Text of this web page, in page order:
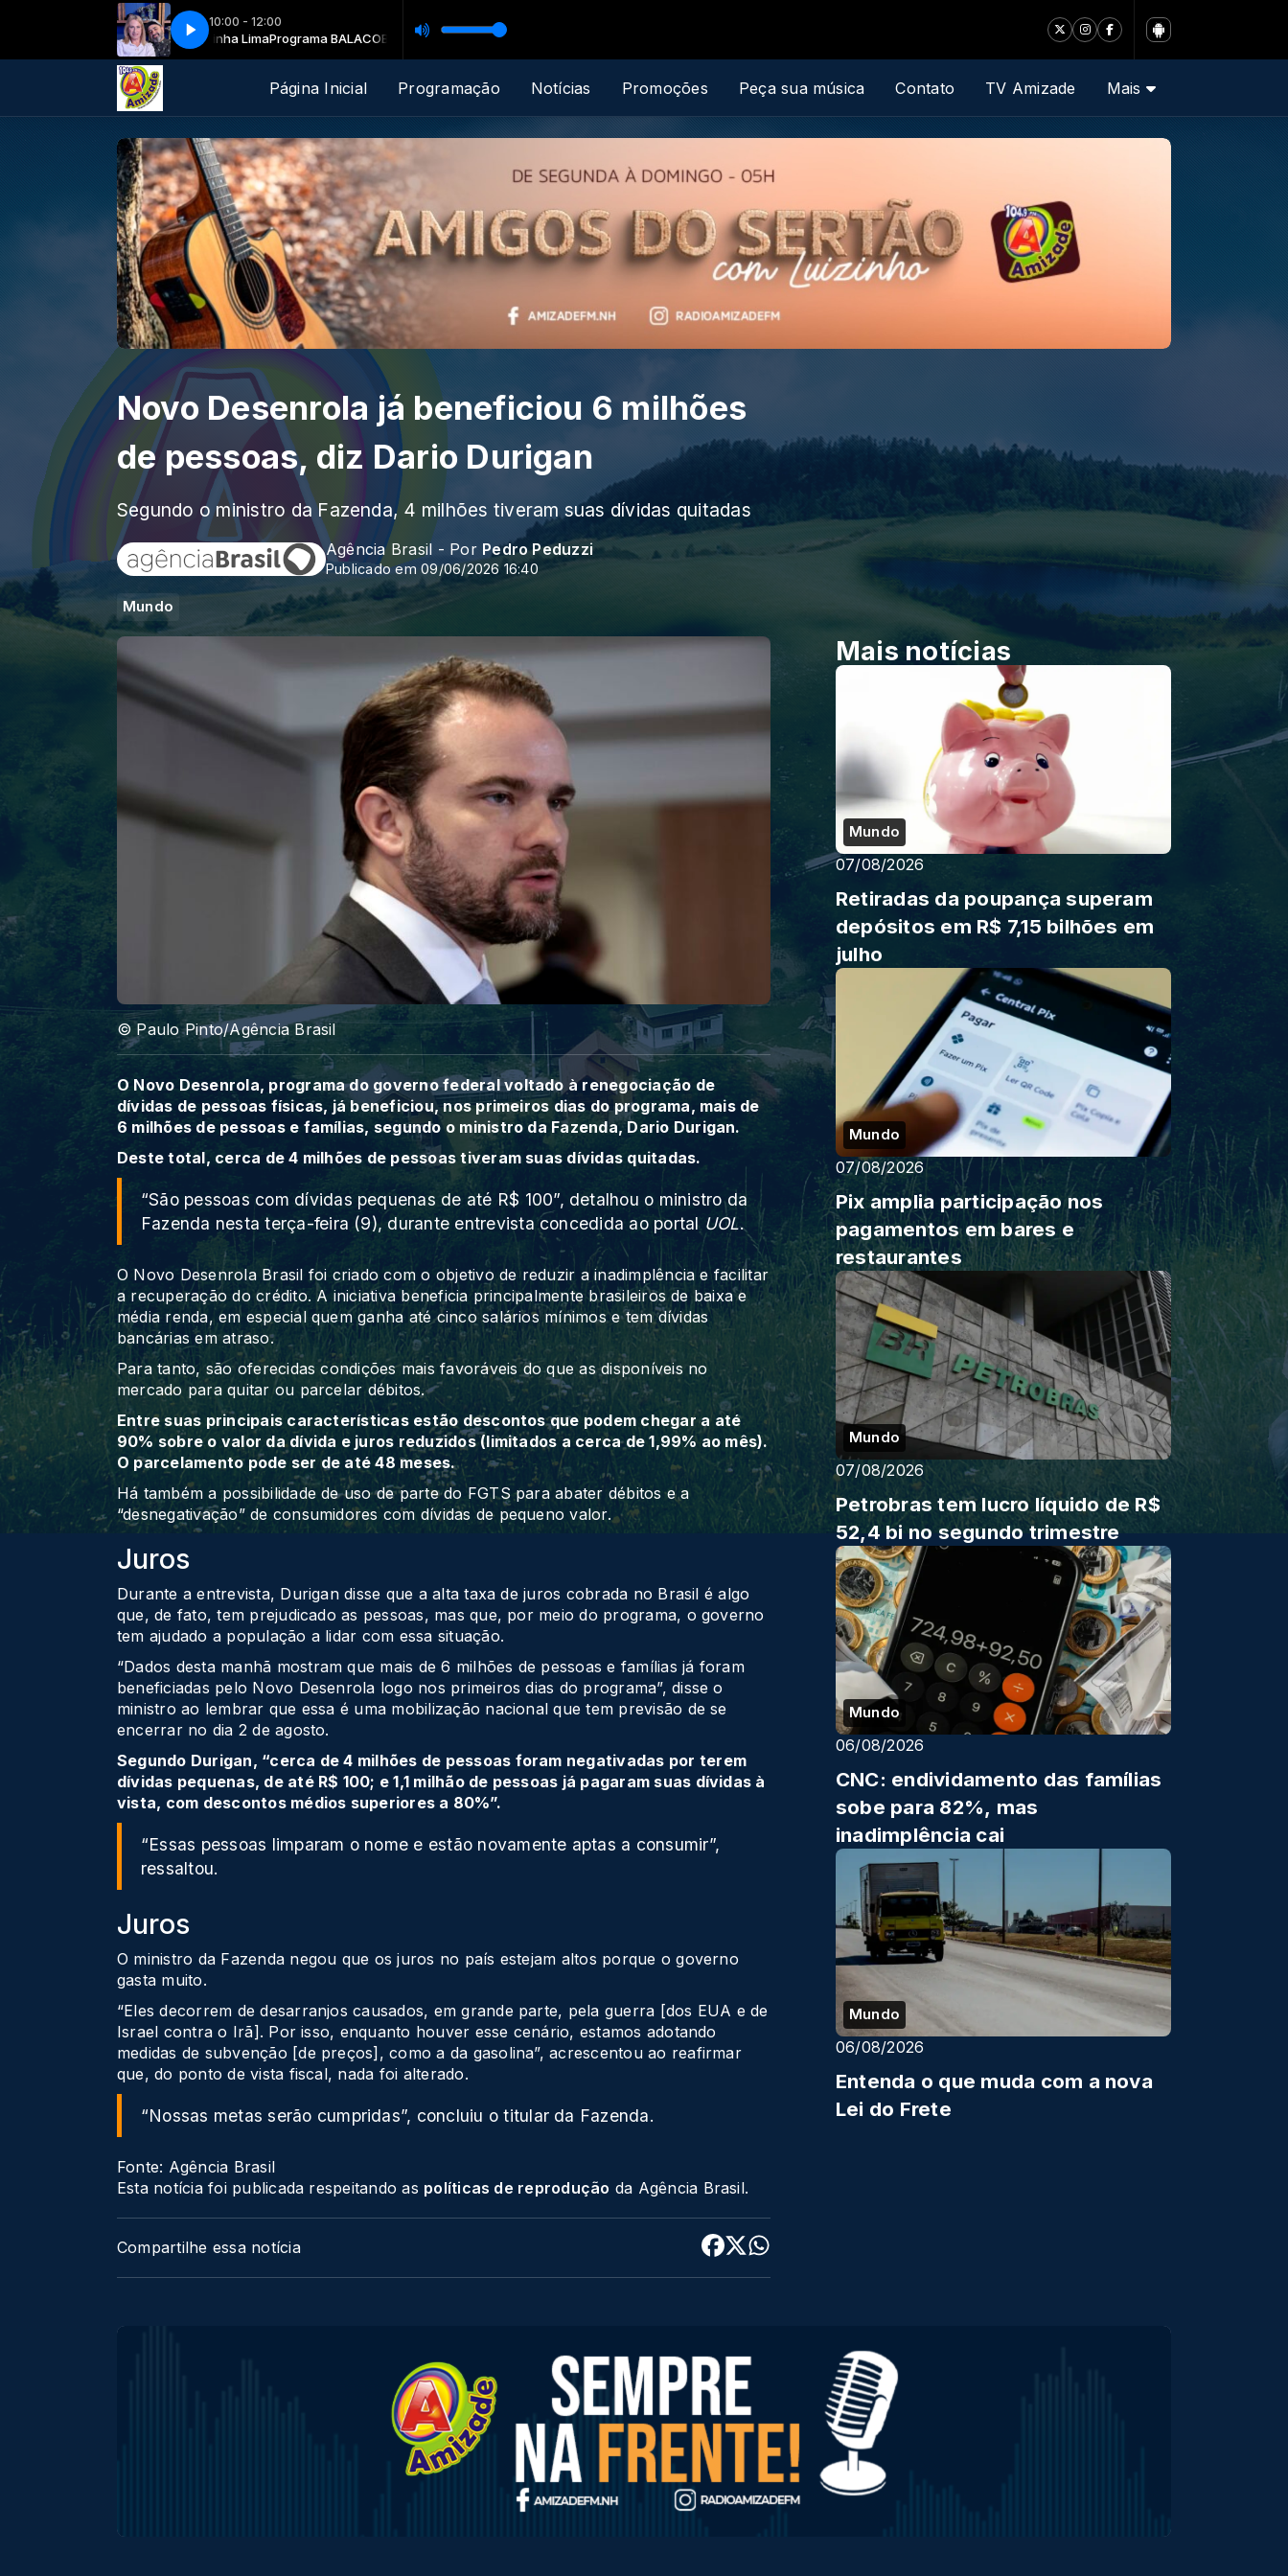
10:00 - 12:00
Rodrigues e Cesinha LimaPrograma BALACOBACO com Luciana Rodrigues e Cesinha Lima
Página Inicial Programação Notícias Promoções Peça sua música Contato TV Amizade Mais
Novo Desenrola já beneficiou 6 milhões
de pessoas, diz Dario Durigan
Segundo o ministro da Fazenda, 4 milhões tiveram suas dívidas quitadas
Agência Brasil - Por Pedro Peduzzi
Publicado em 09/06/2026 16:40
Mundo
© Paulo Pinto/Agência Brasil
O Novo Desenrola, programa do governo federal voltado à renegociação de
dívidas de pessoas físicas, já beneficiou, nos primeiros dias do programa, mais de
6 milhões de pessoas e famílias, segundo o ministro da Fazenda, Dario Durigan.
Deste total, cerca de 4 milhões de pessoas tiveram suas dívidas quitadas.
“São pessoas com dívidas pequenas de até R$ 100”, detalhou o ministro da
Fazenda nesta terça-feira (9), durante entrevista concedida ao portal UOL.
O Novo Desenrola Brasil foi criado com o objetivo de reduzir a inadimplência e facilitar
a recuperação do crédito. A iniciativa beneficia principalmente brasileiros de baixa e
média renda, em especial quem ganha até cinco salários mínimos e tem dívidas
bancárias em atraso.
Para tanto, são oferecidas condições mais favoráveis do que as disponíveis no
mercado para quitar ou parcelar débitos.
Entre suas principais características estão descontos que podem chegar a até
90% sobre o valor da dívida e juros reduzidos (limitados a cerca de 1,99% ao mês).
O parcelamento pode ser de até 48 meses.
Há também a possibilidade de uso de parte do FGTS para abater débitos e a
“desnegativação” de consumidores com dívidas de pequeno valor.
Juros
Durante a entrevista, Durigan disse que a alta taxa de juros cobrada no Brasil é algo
que, de fato, tem prejudicado as pessoas, mas que, por meio do programa, o governo
tem ajudado a população a lidar com essa situação.
“Dados desta manhã mostram que mais de 6 milhões de pessoas e famílias já foram
beneficiadas pelo Novo Desenrola logo nos primeiros dias do programa”, disse o
ministro ao lembrar que essa é uma mobilização nacional que tem previsão de se
encerrar no dia 2 de agosto.
Segundo Durigan, “cerca de 4 milhões de pessoas foram negativadas por terem
dívidas pequenas, de até R$ 100; e 1,1 milhão de pessoas já pagaram suas dívidas à
vista, com descontos médios superiores a 80%”.
“Essas pessoas limparam o nome e estão novamente aptas a consumir”,
ressaltou.
Juros
O ministro da Fazenda negou que os juros no país estejam altos porque o governo
gasta muito.
“Eles decorrem de desarranjos causados, em grande parte, pela guerra [dos EUA e de
Israel contra o Irã]. Por isso, enquanto houver esse cenário, estamos adotando
medidas de subvenção [de preços], como a da gasolina”, acrescentou ao reafirmar
que, do ponto de vista fiscal, nada foi alterado.
“Nossas metas serão cumpridas”, concluiu o titular da Fazenda.
Fonte: Agência Brasil
Esta notícia foi publicada respeitando as políticas de reprodução da Agência Brasil.
Compartilhe essa notícia
Mais notícias
Mundo
07/08/2026
Retiradas da poupança superam
depósitos em R$ 7,15 bilhões em
julho
Mundo
07/08/2026
Pix amplia participação nos
pagamentos em bares e
restaurantes
Mundo
07/08/2026
Petrobras tem lucro líquido de R$
52,4 bi no segundo trimestre
Mundo
06/08/2026
CNC: endividamento das famílias
sobe para 82%, mas
inadimplência cai
Mundo
06/08/2026
Entenda o que muda com a nova
Lei do Frete